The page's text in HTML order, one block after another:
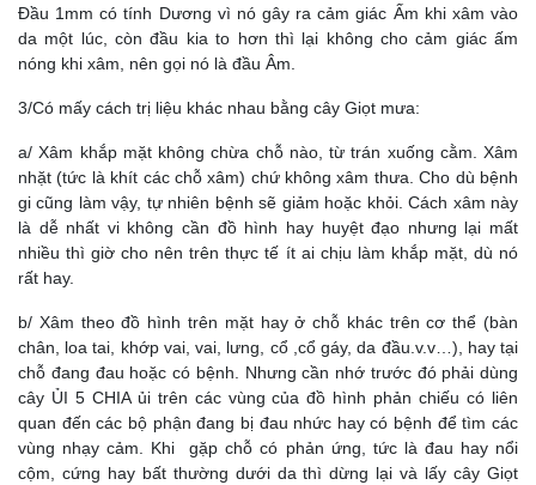
Đầu 1mm có tính Dương vì nó gây ra cảm giác Ấm khi xâm vào
da một lúc, còn đầu kia to hơn thì lại không cho cảm giác ấm
nóng khi xâm, nên gọi nó là đầu Âm.
3/Có mấy cách trị liệu khác nhau bằng cây Giọt mưa:
a/ Xâm khắp mặt không chừa chỗ nào, từ trán xuống cằm. Xâm
nhặt (tức là khít các chỗ xâm) chứ không xâm thưa. Cho dù bệnh
gi cũng làm vậy, tự nhiên bệnh sẽ giảm hoặc khỏi. Cách xâm này
là dễ nhất vi không cần đồ hình hay huyệt đạo nhưng lại mất
nhiều thì giờ cho nên trên thực tế ít ai chịu làm khắp mặt, dù nó
rất hay.
b/ Xâm theo đồ hình trên mặt hay ở chỗ khác trên cơ thể (bàn
chân, loa tai, khớp vai, vai, lưng, cổ ,cổ gáy, da đầu.v.v…), hay tại
chỗ đang đau hoặc có bệnh. Nhưng cần nhớ trước đó phải dùng
cây ỦI 5 CHIA ủi trên các vùng của đồ hình phản chiếu có liên
quan đến các bộ phận đang bị đau nhức hay có bệnh để tìm các
vùng nhạy cảm. Khi gặp chỗ có phản ứng, tức là đau hay nổi
cộm, cứng hay bất thường dưới da thì dừng lại và lấy cây Giọt